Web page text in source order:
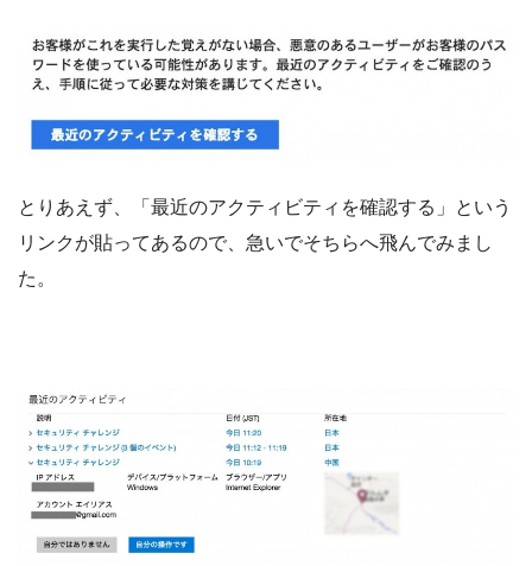
とりあえず、「最近のアクティビティを確認する」という
リンクが貼ってあるので、急いでそちらへ飛んでみまし
た。